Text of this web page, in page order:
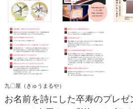
九〇屋（きゅうまるや）
お名前を詩にした卒寿のプレ